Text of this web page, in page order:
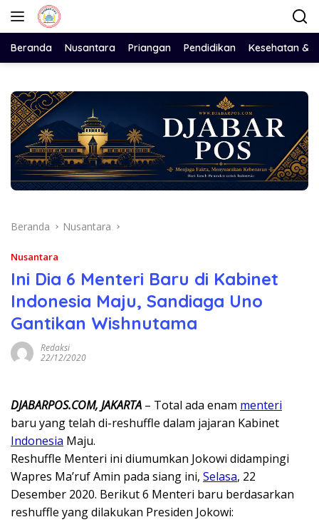
Langsung
Beranda Nusantara Priangan Pendidikan Kesehatan &
Beranda Nusantara
Nusantara
Ini Dia 6 Menteri Baru di Kabinet
Indonesia Maju, Sandiaga Uno
Gantikan Wishnutama
Redaksi
22/12/2020
DJABARPOS.COM, JAKARTA – Total ada enam menteri
baru yang telah di-reshuffle dalam jajaran Kabinet
Indonesia Maju.
Reshuffle Menteri ini diumumkan Jokowi didampingi
Wapres Ma’ruf Amin pada siang ini, Selasa, 22
Desember 2020. Berikut 6 Menteri baru berdasarkan
reshuffle yang dilakukan Presiden Jokowi: